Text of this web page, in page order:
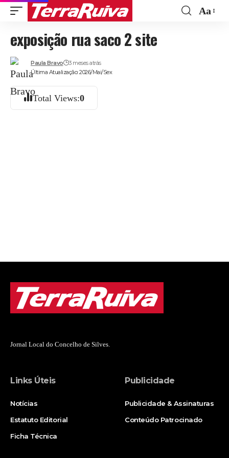
Aa
exposição rua saco 2 site
Última Atualização: 2026/Mai/Sex
Paula Bravo 3 meses atrás
Total Views:0
Jornal Local do Concelho de Silves.
Links Úteis
Notícias
Estatuto Editorial
Ficha Técnica
Publicidade
Publicidade & Assinaturas
Conteúdo Patrocinado